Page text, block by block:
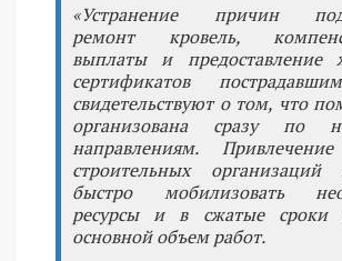
«Устранение причин
ремонт кровель,
выплаты и предоставление
сертификатов
свидетельствуют о том, что
организована сразу по
направлениям.
строительных организаций
быстро мобилизовать
ресурсы и в сжатые сроки
основной объем работ.